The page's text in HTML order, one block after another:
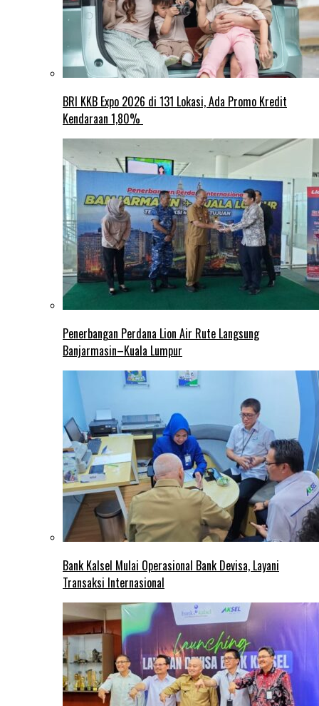
BRI KKB Expo 2026 di 131 Lokasi, Ada Promo Kredit
Kendaraan 1,80%
Penerbangan Perdana Lion Air Rute Langsung
Banjarmasin–Kuala Lumpur
Bank Kalsel Mulai Operasional Bank Devisa, Layani
Transaksi Internasional